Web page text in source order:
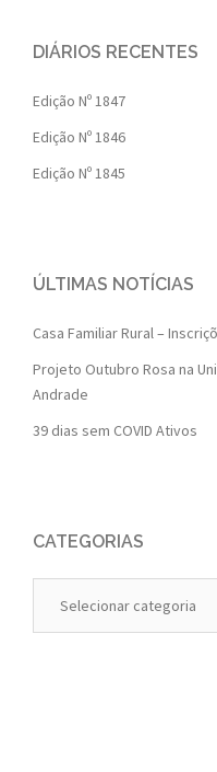
DIÁRIOS RECENTES
Edição Nº 1847
Edição Nº 1846
Edição Nº 1845
ÚLTIMAS NOTÍCIAS
Casa Familiar Rural –
Projeto Outubro Rosa na
Andrade
39 dias sem COVID Ativos
CATEGORIAS